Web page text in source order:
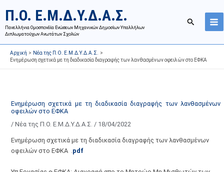
περιεχόμενο
Π.Ο. Ε.Μ.Δ.Υ.Δ.Α.Σ.
Πανελλήνια Ομοσπονδία Ενώσεων Μηχανικών Δημοσίων Υπαλλήλων
Διπλωματούχων Ανωτάτων Σχολών
Αναζήτηση
Αρχική
Νέα της Π.Ο. Ε.Μ.Δ.Υ.Δ.Α.Σ.
Ενημέρωση σχετικά με τη διαδικασία διαγραφής των λανθασμένων οφειλών στο ΕΦΚΑ
Ενημέρωση σχετικά με τη διαδικασία διαγραφής των λανθασμένων
οφειλών στο ΕΦΚΑ
/ Νέα της Π.Ο. Ε.Μ.Δ.Υ.Δ.Α.Σ. / 18/04/2022
Ενημέρωση σχετικά με τη διαδικασία διαγραφής των λανθασμένων
οφειλών στο ΕΦΚΑ .pdf
τ
ο
ρ
α
ρ
ή
τ
η
γ
ε
ρ
ρ